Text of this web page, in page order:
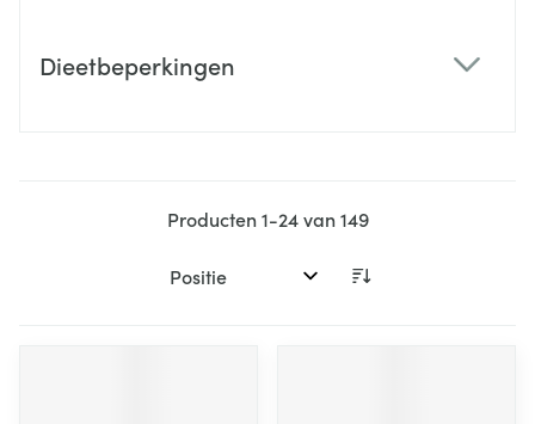
Dieetbeperkingen
Producten1-24van149
Sorteer op: